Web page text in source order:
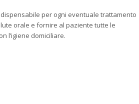
per ogni eventuale trattamento
orale e fornire al paziente tutte le
l’igiene domiciliare.